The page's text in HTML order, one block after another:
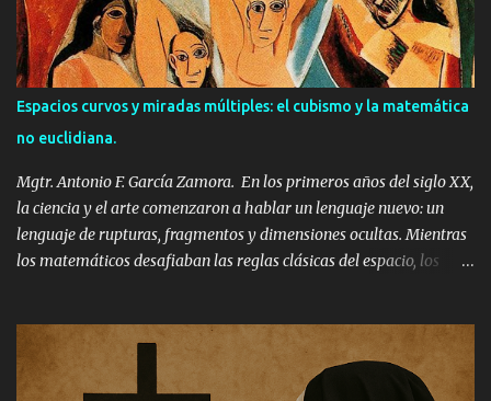
casas, los paisajes, los cuerpos se representaron sobre un mismo
marco: el de la geometría euclidiana. Esa geometría que
aprendemos en la escuela, con líneas paralelas, ángulos rectos y
triángulos con 180 grados. Pero a mediados del siglo XIX, los
matemáticos Lobachevski, Bolyai y Riemann comenzaron a
imaginar espacios que no seguían estas reglas. Espacios curvos.
Espacios donde el paralelismo falla. Espac...
Espacios curvos y miradas múltiples: el cubismo y la matemática
no euclidiana.
Mgtr. Antonio F. García Zamora. En los primeros años del siglo XX,
la ciencia y el arte comenzaron a hablar un lenguaje nuevo: un
lenguaje de rupturas, fragmentos y dimensiones ocultas. Mientras
los matemáticos desafiaban las reglas clásicas del espacio, los
una exploración visual que resonaba con las ideas de la geometría
no euclidiana. Pero, ¿Cómo se cruzaron estos caminos? Adiós a la
perspectiva clásica... Durante siglos, los artistas utilizaron la